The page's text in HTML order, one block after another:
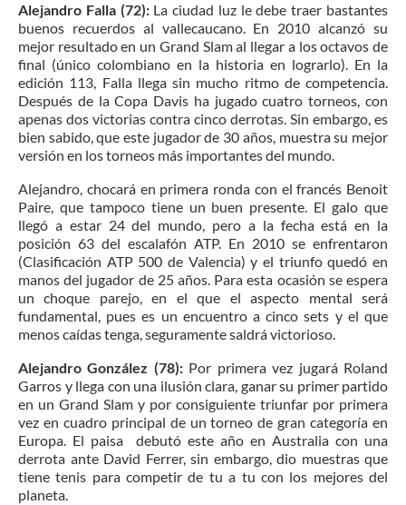
Alejandro Falla (72): La ciudad luz le debe traer bastantes
buenos recuerdos al vallecaucano. En 2010 alcanzó su
mejor resultado en un Grand Slam al llegar a los octavos de
final (único colombiano en la historia en lograrlo). En la
edición 113, Falla llega sin mucho ritmo de competencia.
Después de la Copa Davis ha jugado cuatro torneos, con
apenas dos victorias contra cinco derrotas. Sin embargo, es
bien sabido, que este jugador de 30 años, muestra su mejor
versión en los torneos más importantes del mundo.
Alejandro, chocará en primera ronda con el francés Benoit
Paire, que tampoco tiene un buen presente. El galo que
llegó a estar 24 del mundo, pero a la fecha está en la
posición 63 del escalafón ATP. En 2010 se enfrentaron
(Clasificación ATP 500 de Valencia) y el triunfo quedó en
manos del jugador de 25 años. Para esta ocasión se espera
un choque parejo, en el que el aspecto mental será
fundamental, pues es un encuentro a cinco sets y el que
menos caídas tenga, seguramente saldrá victorioso.
Alejandro González (78): Por primera vez jugará Roland
Garros y llega con una ilusión clara, ganar su primer partido
en un Grand Slam y por consiguiente triunfar por primera
vez en cuadro principal de un torneo de gran categoría en
Europa. El paisa debutó este año en Australia con una
derrota ante David Ferrer, sin embargo, dio muestras que
tiene tenis para competir de tu a tu con los mejores del
planeta.